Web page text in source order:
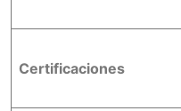
Certificaciones